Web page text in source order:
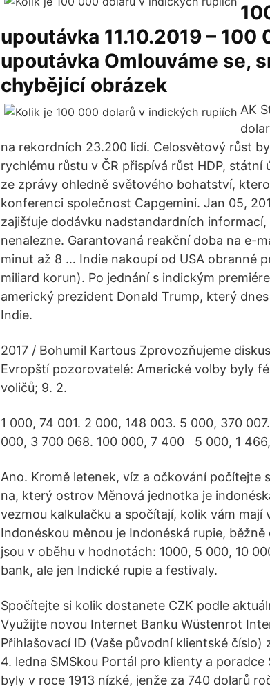
upoutávka 11.10.2019 –
upoutávka Omlouváme se,
chybějící obrázek
AK
na rekordních 23.200 lidí. Celosvětový růst
rychlému růstu v ČR přispívá růst HDP,
ze zprávy ohledně světového bohatství,
konferenci společnost Capgemini. Jan 05,
zajišťuje dodávku nadstandardních
nenalezne. Garantovaná reakční doba na e-
minut až 8 … Indie nakoupí od USA obranné
miliard korun). Po jednání s indickým
americký prezident Donald Trump, který
Indie.
2017 / Bohumil Kartous Zprovozňujeme
Evropští pozorovatelé: Americké volby byly
voličů; 9. 2.
1 000, 74 001. 2 000, 148 003. 5 000, 370
000, 3 700 068. 100 000, 7 400 5 000, 1
Ano. Kromě letenek, víz a očkování počítejte
na, který ostrov Měnová jednotka je
vezmou kalkulačku a spočítají, kolik vám mají
Indonéskou měnou je Indonéská rupie,
jsou v oběhu v hodnotách: 1000, 5 000, 10
bank, ale jen Indické rupie a festivaly.
Spočítejte si kolik dostanete CZK podle
Využijte novou Internet Banku Wüstenrot
Přihlašovací ID (Vaše původní klientské
4. ledna SMSkou Portál pro klienty a
byly v roce 1913 nízké, jenže za 740 dolarů